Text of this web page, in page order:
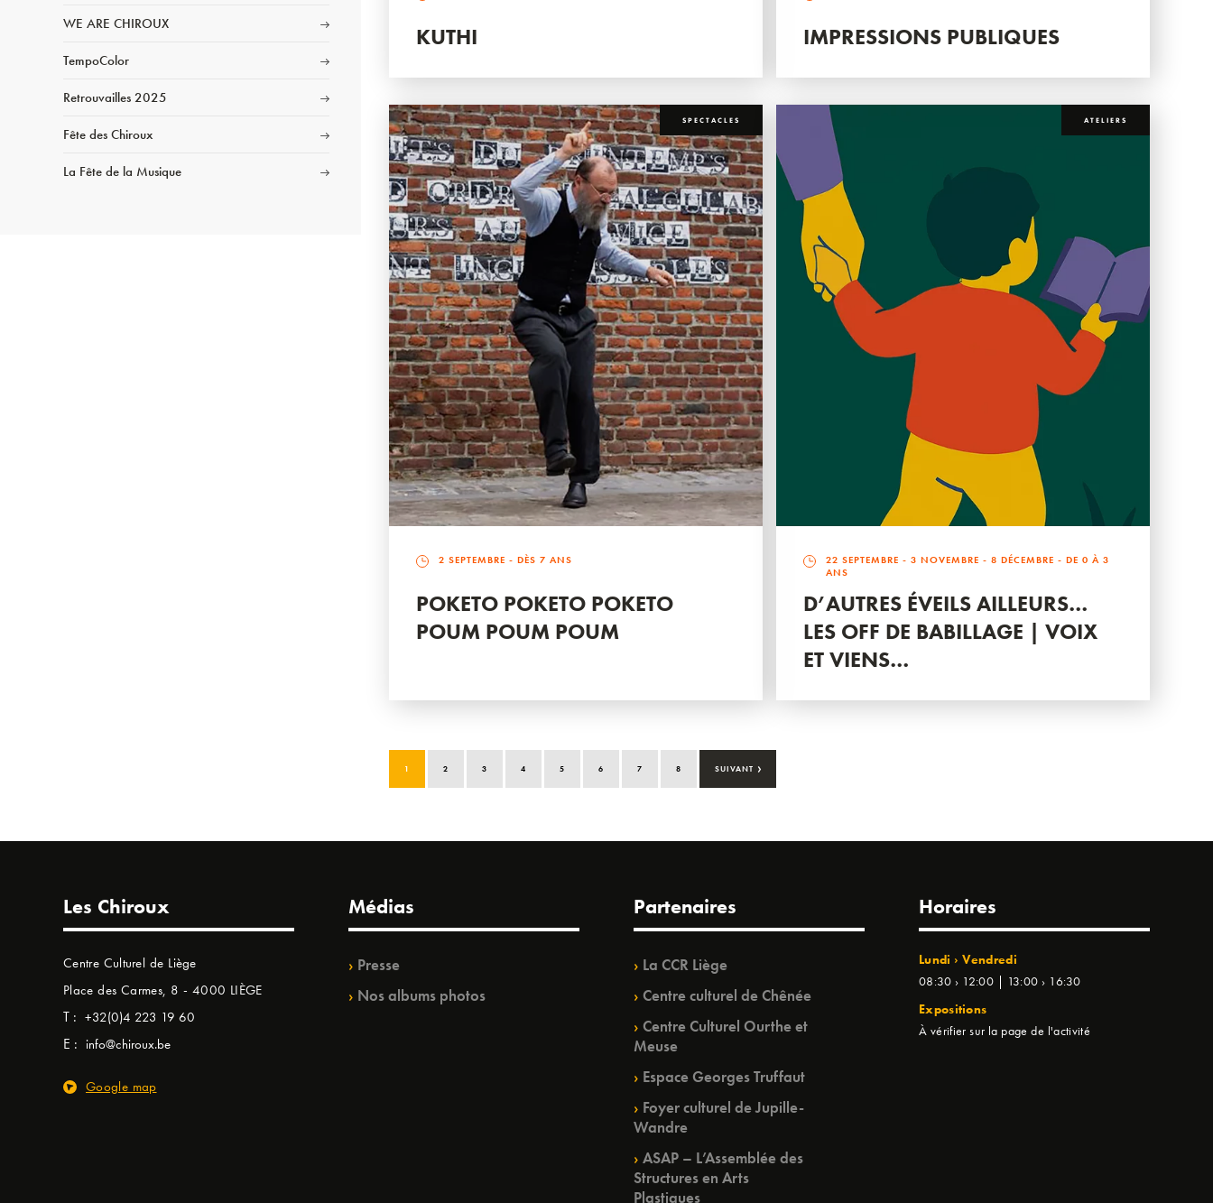
WE ARE CHIROUX
TempoColor
Retrouvailles 2025
Fête des Chiroux
La Fête de la Musique
KUTHI IMPRESSIONS PUBLIQUES
SPECTACLES
2 SEPTEMBRE - DÈS 7 ANS
POKETO POKETO POKETO
POUM POUM POUM
ATELIERS
22 SEPTEMBRE -3 NOVEMBRE -8 DÉCEMBRE - DE 0 À 3
ANS
D’AUTRES ÉVEILS AILLEURS…
LES OFF DE BABILLAGE | VOIX
ET VIENS…
1 2 3 4 5 6 7 8 SUIVANT ›
Les Chiroux
Centre Culturel de Liège
Place des Carmes, 8 - 4000 LIÈGE
T : +32(0)4 223 19 60
E : info@chiroux.be
Google map
Médias
Presse
Nos albums photos
Partenaires
La CCR Liège
Centre culturel de Chênée
Centre Culturel Ourthe et
Meuse
Espace Georges Truffaut
Foyer culturel de Jupille-
Wandre
ASAP – L’Assemblée des
Structures en Arts
Plastiques
Horaires
Lundi › Vendredi
08:30 › 12:00 | 13:00 › 16:30
Expositions
À vérifier sur la page de l'activité